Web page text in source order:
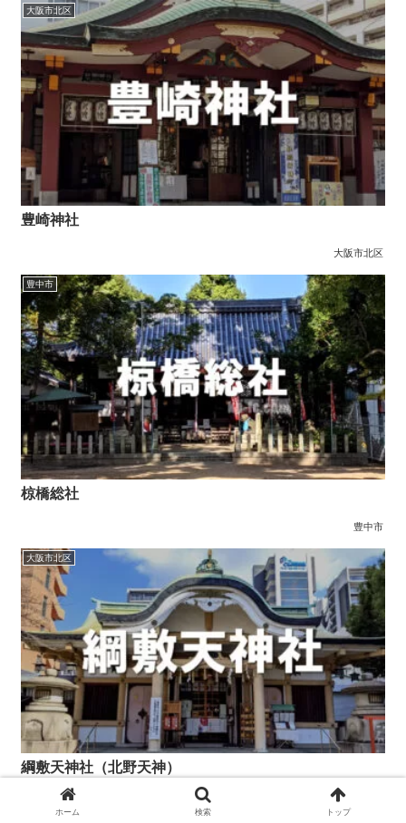
大阪市北区
豊崎神社
大阪市北区
豊中市
椋橋総社
豊中市
大阪市北区
綱敷天神社（北野天神）
大阪市北区
ホーム 検索 トップ